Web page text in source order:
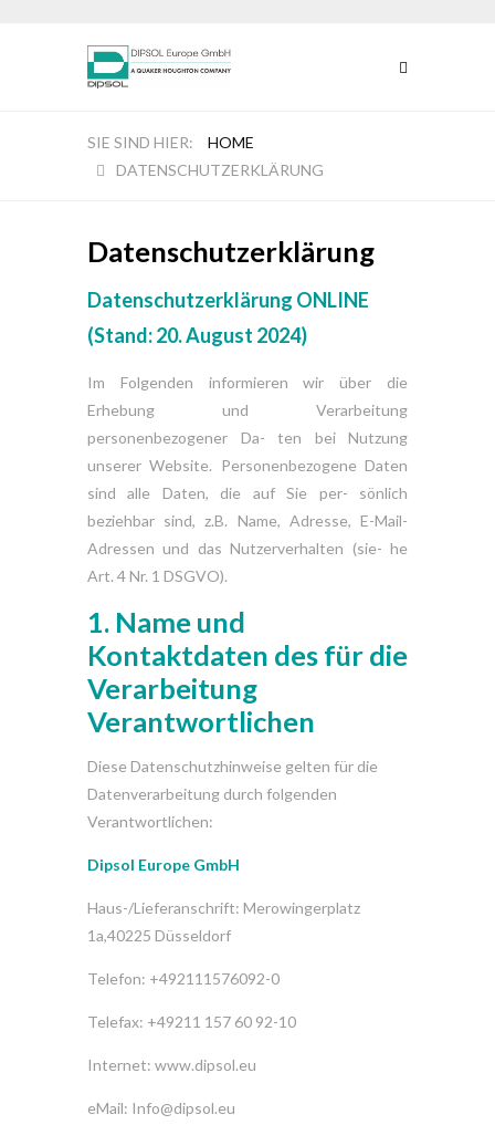
HOME
DATENSCHUTZERKLÄRUNG
Datenschutzerklärung
Datenschutzerklärung ONLINE
(Stand: 20. August 2024)
Im Folgenden informieren wir über die
Erhebung und Verarbeitung
personenbezogener Da- ten bei Nutzung
unserer Website. Personenbezogene Daten
sind alle Daten, die auf Sie per- sönlich
beziehbar sind, z.B. Name, Adresse, E-Mail-
Adressen und das Nutzerverhalten (sie- he
Art. 4 Nr. 1 DSGVO).
1. Name und
Kontaktdaten des für die
Verarbeitung
Verantwortlichen
Diese Datenschutzhinweise gelten für die
Datenverarbeitung durch folgenden
Verantwortlichen:
Dipsol Europe GmbH
Haus-/Lieferanschrift: Merowingerplatz
1a,40225 Düsseldorf
Telefon: +492111576092-0
Telefax: +49211 157 60 92-10
Internet: www.dipsol.eu
eMail: Info@dipsol.eu